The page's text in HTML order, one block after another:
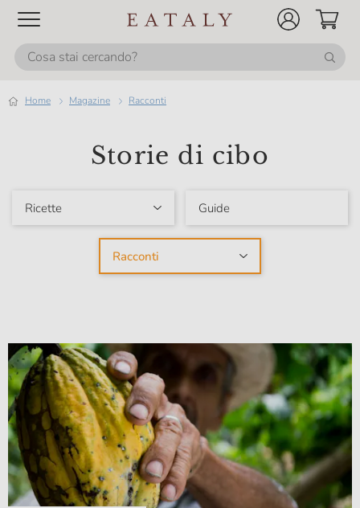
Home magazine Racconti
Storie di cibo
Ricette Guide
Racconti